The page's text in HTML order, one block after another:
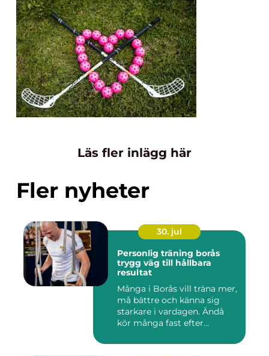
Läs fler inlägg här
Fler nyheter
30. jul
Personlig träning borås
trygg väg till hållbara
resultat
Många i Borås vill träna mer,
må bättre och känna sig
starkare i vardagen. Ändå
kör många fast efter...